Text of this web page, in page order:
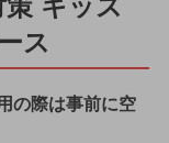
策 キッズ
ス
の際は事前に空